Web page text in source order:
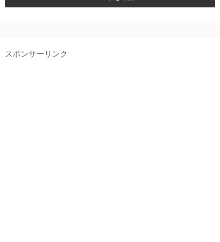
スポンサーリンク